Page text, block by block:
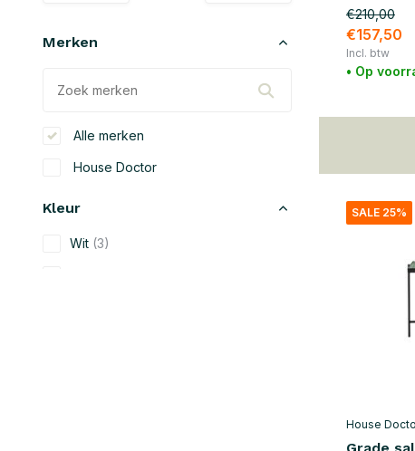
Merken
Alle merken
House Doctor
Kleur
Wit (3)
€210,00
€157,50
Incl. btw
• Op
SALE 25%
House